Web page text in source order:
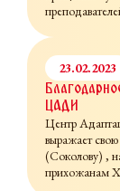
23.02.2023
ЦАДИ
Центр
выражает
(Соколову) ,
прихожанам